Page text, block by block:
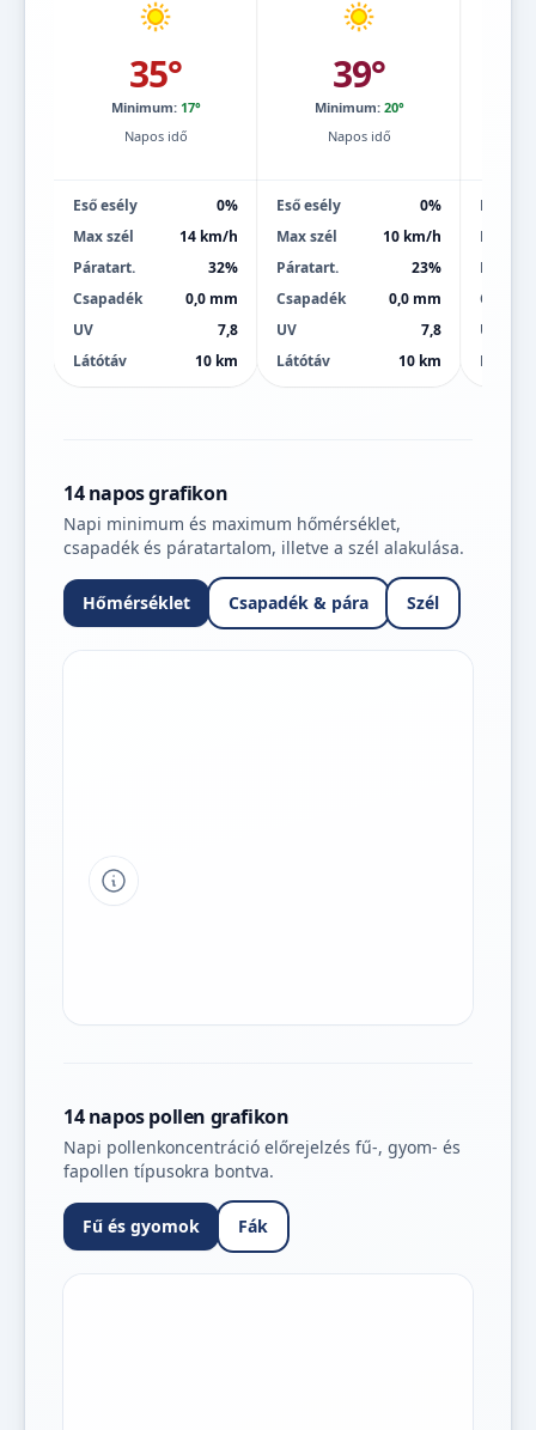
35°
Minimum: 17°
Napos idő
Eső esély
0%
Max szél
14 km/h
Páratart.
32%
Csapadék
0,0 mm
UV
7,8
Látótáv
10 km
39°
Minimum: 20°
Napos idő
Eső esély
0%
Max szél
10 km/h
Páratart.
23%
Csapadék
0,0 mm
UV
7,8
Látótáv
10 km
Eső
Max
UV
Látótáv
14 napos grafikon
Napi minimum és maximum hőmérséklet,
csapadék és páratartalom, illetve a szél alakulása.
Hőmérséklet Csapadék & pára Szél
Tipp a grafikon jelmagyarázatához
14 napos pollen grafikon
Napi pollenkoncentráció előrejelzés fű-, gyom- és
fapollen típusokra bontva.
Fű és gyomok Fák